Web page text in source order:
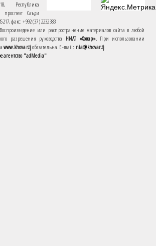
Республика
проспект Саъди
факс: +992 (37) 2232383
или распространение материалов сайта в любой
разрешения руководства НИАТ «Ховар». При использовании
www.khovar.tjобязательна. E-mail: niat@khovar.tj
агентство "adMedia"